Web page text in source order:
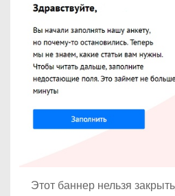
Этот баннер нельзя